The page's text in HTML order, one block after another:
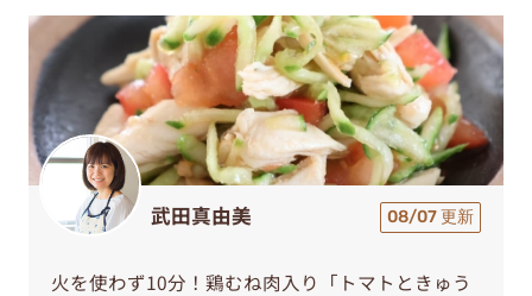
武田真由美 08/07 更新
火を使わず10分！鶏むね肉入り「トマトときゅう